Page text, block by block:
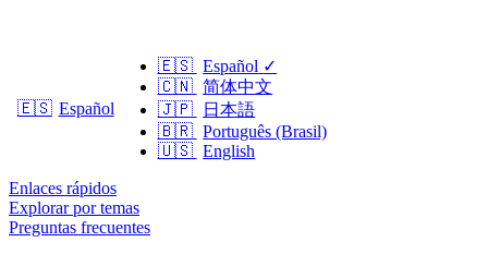
🇪🇸 Español
🇪🇸 Español ✓
🇨🇳 简体中文
🇯🇵
日本語
🇧🇷 Português (Brasil)
🇺🇸 English
Enlaces rápidos
Explorar por temas
Preguntas frecuentes